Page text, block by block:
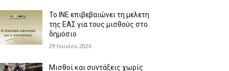
Το ΙΝΕ επιβεβαιώνει τη μελετη
της ΕΑΣ για τους μισθούς στο
δημόσιο
29 Ιουνίου 2026
Μισθοί και συντάξεις χωρίς